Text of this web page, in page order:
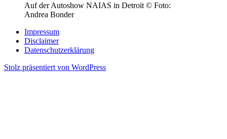
Auf der Autoshow NAIAS in Detroit © Foto:
Andrea Bonder
Impressum
Disclaimer
Datenschutzerklärung
Stolz präsentiert von WordPress